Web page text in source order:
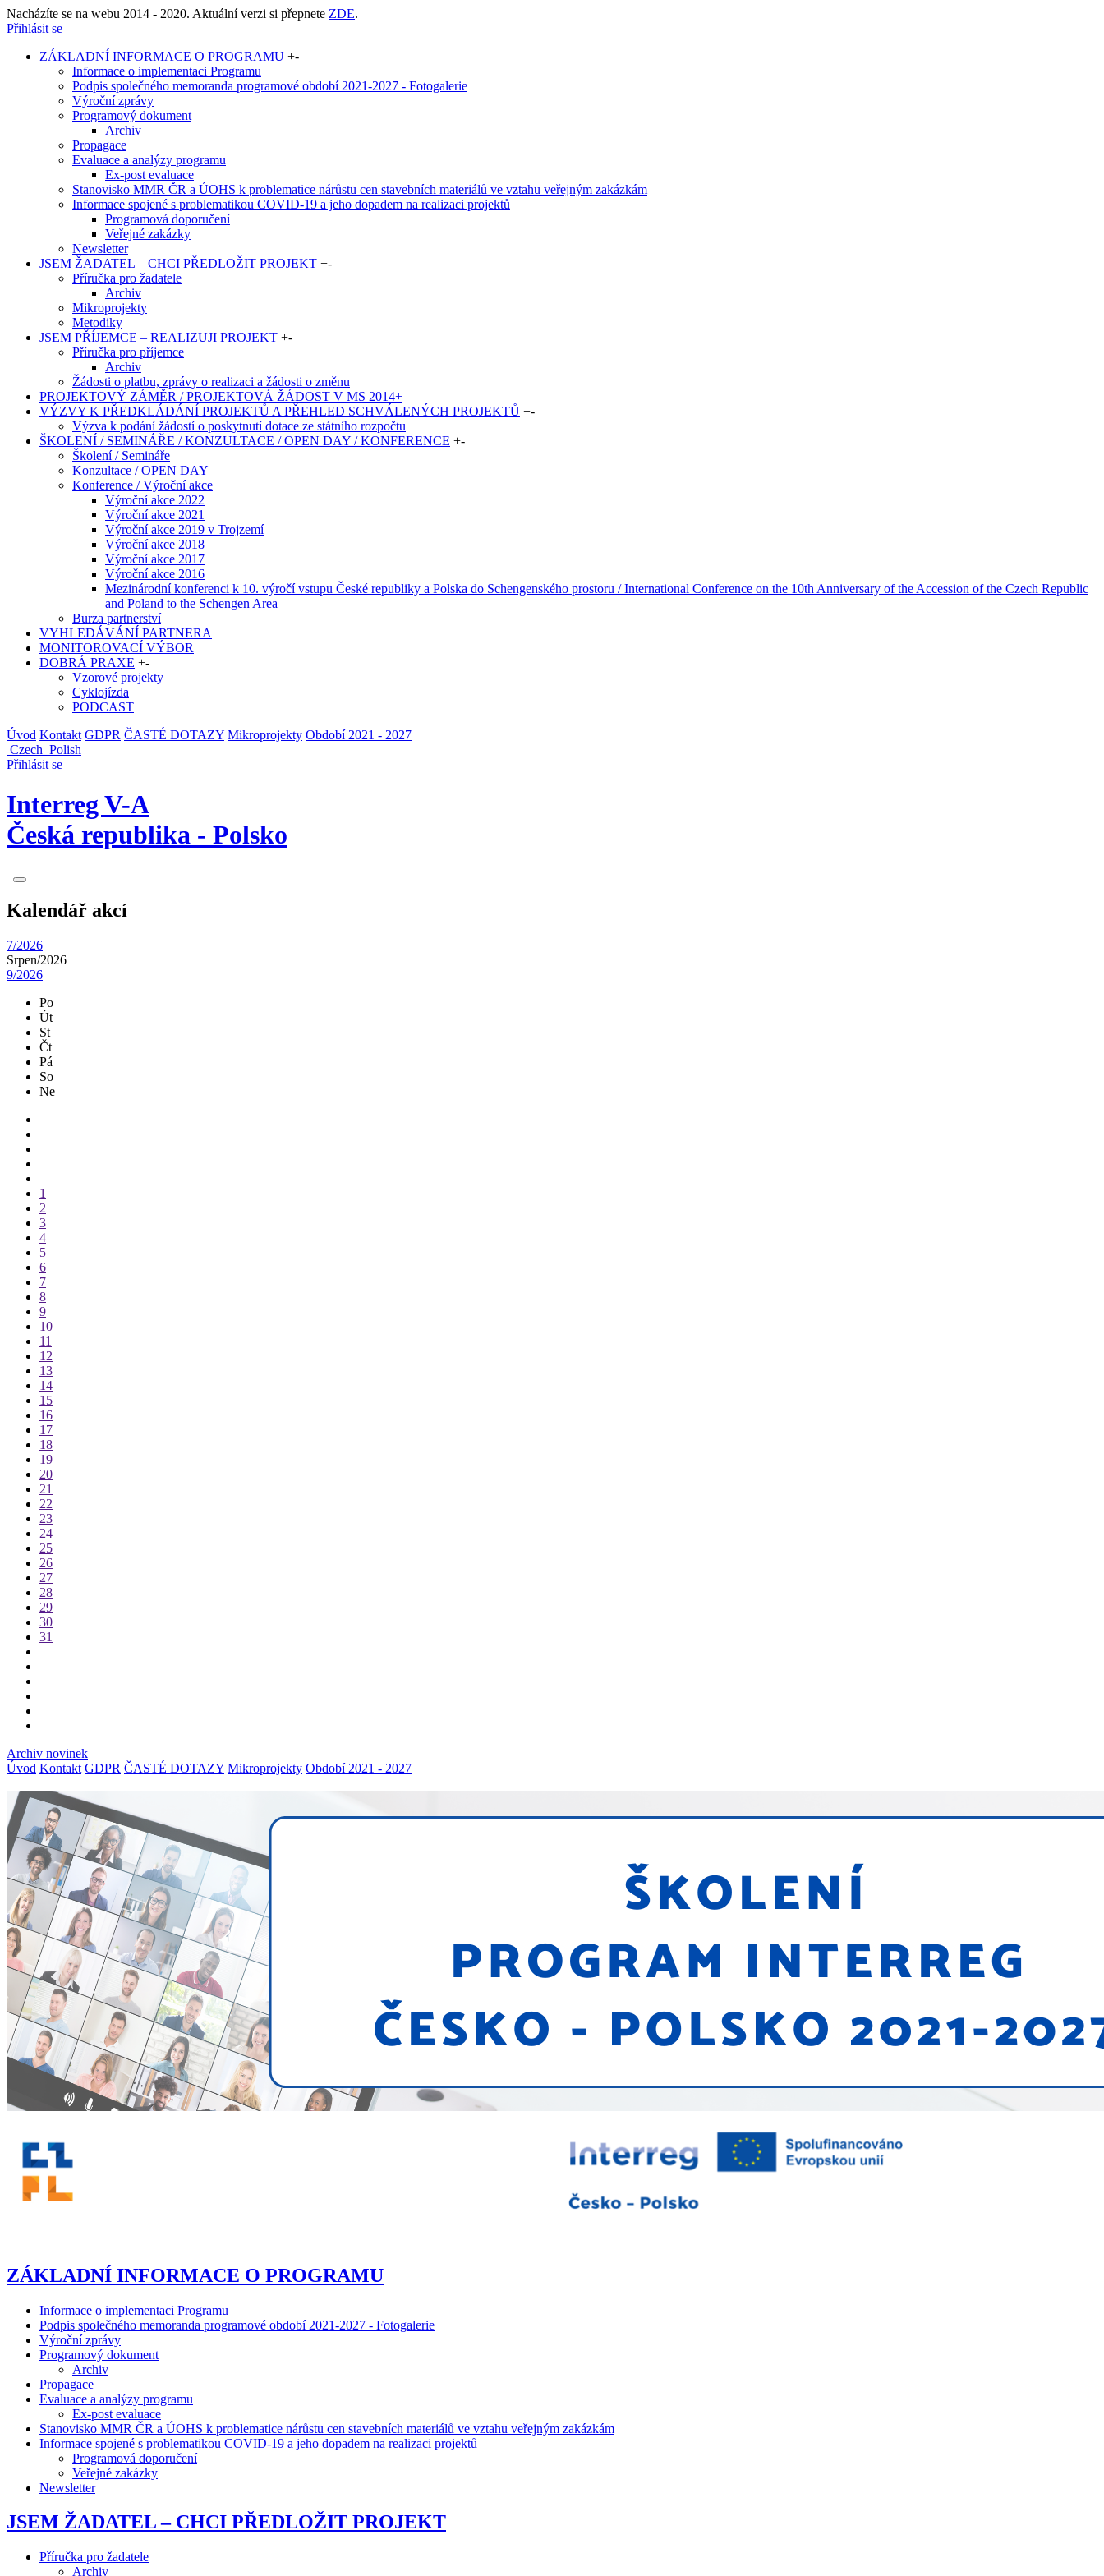
Nacházíte se na webu 2014 - 2020. Aktuální verzi si přepnete ZDE.
Přihlásit se
ZÁKLADNÍ INFORMACE O PROGRAMU +-
Informace o implementaci Programu
Podpis společného memoranda programové období 2021-2027 - Fotogalerie
Výroční zprávy
Programový dokument
Archiv
Propagace
Evaluace a analýzy programu
Ex-post evaluace
Stanovisko MMR ČR a ÚOHS k problematice nárůstu cen stavebních materiálů ve vztahu veřejným zakázkám
Informace spojené s problematikou COVID-19 a jeho dopadem na realizaci projektů
Programová doporučení
Veřejné zakázky
Newsletter
JSEM ŽADATEL – CHCI PŘEDLOŽIT PROJEKT +-
Příručka pro žadatele
Archiv
Mikroprojekty
Metodiky
JSEM PŘÍJEMCE – REALIZUJI PROJEKT +-
Příručka pro příjemce
Archiv
Žádosti o platbu, zprávy o realizaci a žádosti o změnu
PROJEKTOVÝ ZÁMĚR / PROJEKTOVÁ ŽÁDOST V MS 2014+
VÝZVY K PŘEDKLÁDÁNÍ PROJEKTŮ A PŘEHLED SCHVÁLENÝCH PROJEKTŮ +-
Výzva k podání žádostí o poskytnutí dotace ze státního rozpočtu
ŠKOLENÍ / SEMINÁŘE / KONZULTACE / OPEN DAY / KONFERENCE +-
Školení / Semináře
Konzultace / OPEN DAY
Konference / Výroční akce
Výroční akce 2022
Výroční akce 2021
Výroční akce 2019 v Trojzemí
Výroční akce 2018
Výroční akce 2017
Výroční akce 2016
Mezinárodní konferenci k 10. výročí vstupu České republiky a Polska do Schengenského prostoru / International Conference on the 10th Anniversary of the Accession of the Czech Republic
and Poland to the Schengen Area
Burza partnerství
VYHLEDÁVÁNÍ PARTNERA
MONITOROVACÍ VÝBOR
DOBRÁ PRAXE +-
Vzorové projekty
Cyklojízda
PODCAST
Úvod Kontakt GDPR ČASTÉ DOTAZY Mikroprojekty Období 2021 - 2027
Czech Polish
Přihlásit se
Interreg V-A
Česká republika - Polsko
Kalendář akcí
7/2026
Srpen/2026
9/2026
Po
Út
St
Čt
Pá
So
Ne
1
2
3
4
5
6
7
8
9
10
11
12
13
14
15
16
17
18
19
20
21
22
23
24
25
26
27
28
29
30
31
Archiv novinek
Úvod Kontakt GDPR ČASTÉ DOTAZY Mikroprojekty Období 2021 - 2027
ZÁKLADNÍ INFORMACE O PROGRAMU
Informace o implementaci Programu
Podpis společného memoranda programové období 2021-2027 - Fotogalerie
Výroční zprávy
Programový dokument
Archiv
Propagace
Evaluace a analýzy programu
Ex-post evaluace
Stanovisko MMR ČR a ÚOHS k problematice nárůstu cen stavebních materiálů ve vztahu veřejným zakázkám
Informace spojené s problematikou COVID-19 a jeho dopadem na realizaci projektů
Programová doporučení
Veřejné zakázky
Newsletter
JSEM ŽADATEL – CHCI PŘEDLOŽIT PROJEKT
Příručka pro žadatele
Archiv